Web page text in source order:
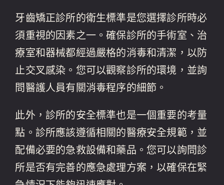
牙齒矯正診所的衛生標準是您選擇診所時必
須重視的因素之一。確保診所的手術室、治
療室和器械都經過嚴格的消毒和清潔，以防
止交叉感染。您可以觀察診所的環境，並詢
問醫護人員有關消毒程序的細節。
此外，診所的安全標準也是一個重要的考量
點。診所應該遵循相關的醫療安全規範，並
配備必要的急救設備和藥品。您可以詢問診
所是否有完善的應急處理方案，以確保在緊